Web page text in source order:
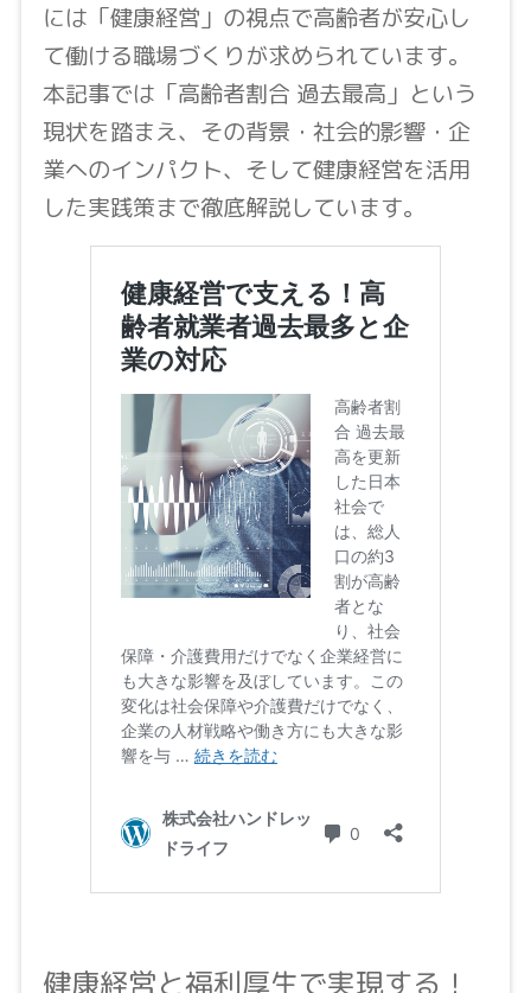
には「健康経営」の視点で高齢者が安心し
て働ける職場づくりが求められています。
本記事では「高齢者割合 過去最高」という
現状を踏まえ、その背景・社会的影響・企
業へのインパクト、そして健康経営を活用
した実践策まで徹底解説しています。
健康経営と福利厚生で実現する！